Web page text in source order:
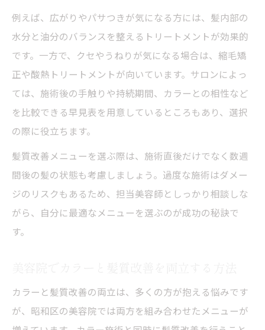
例えば、広がりやパサつきが気になる方には、髪内部の
水分と油分のバランスを整えるトリートメントが効果的
です。一方で、クセやうねりが気になる場合は、縮毛矯
正や酸熱トリートメントが向いています。サロンによっ
ては、施術後の手触りや持続期間、カラーとの相性など
を比較できる早見表を用意しているところもあり、選択
の際に役立ちます。
髪質改善メニューを選ぶ際は、施術直後だけでなく数週
間後の髪の状態も考慮しましょう。過度な施術はダメー
ジのリスクもあるため、担当美容師としっかり相談しな
がら、自分に最適なメニューを選ぶのが成功の秘訣で
す。
カラーと髪質改善の両立は、多くの方が抱える悩みです
が、昭和区の美容院では両方を組み合わせたメニューが